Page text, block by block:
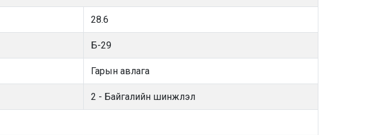
28.6
Б-29
Гарын авлага
2 - Байгалийн шинжлэл